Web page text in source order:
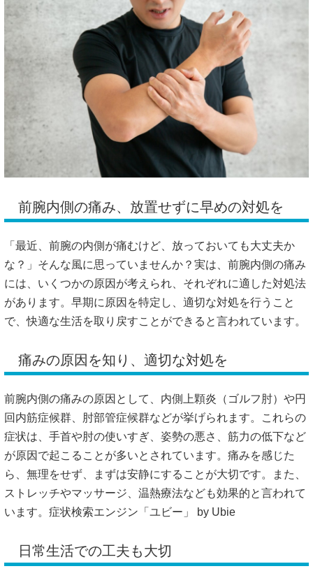
前腕内側の痛み、放置せずに早めの対処を
「最近、前腕の内側が痛むけど、放っておいても大丈夫か
な？」 そんな風に思っていませんか？ 実は、前腕内側の痛み
には、いくつかの原因が考えられ、それぞれに適した対処法
があります。 早期に原因を特定し、適切な対処を行うこと
で、快適な生活を取り戻すことができると言われています。
痛みの原因を知り、適切な対処を
前腕内側の痛みの原因として、内側上顆炎（ゴルフ肘）や円
回内筋症候群、肘部管症候群などが挙げられます。
これらの
症状は、手首や肘の使いすぎ、姿勢の悪さ、筋力の低下など
が原因で起こることが多いとされています。 痛みを感じた
ら、無理をせず、まずは安静にすることが大切です。
また、
ストレッチやマッサージ、温熱療法なども効果的と言われて
います。 症状検索エンジン「ユビー」 by Ubie
日常生活での工夫も大切